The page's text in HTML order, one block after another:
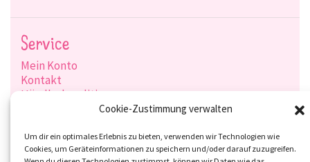
Cookie-Zustimmung verwalten
Um dir ein optimales Erlebnis zu bieten, verwenden wir Technologien wie
Cookies, um Geräteinformationen zu speichern und/oder darauf zuzugreifen.
Service
Mein Konto
Kontakt
Händlerkonditionen
Zahlungsarten